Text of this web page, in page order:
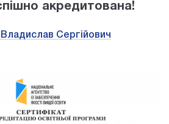
акредитована!
Владислав Сергійович